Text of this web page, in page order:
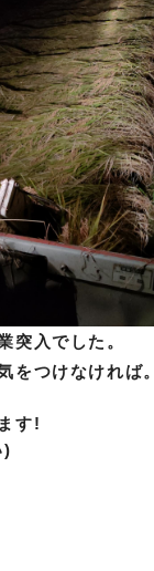
突入でした。
をつけなければ。
す!
)